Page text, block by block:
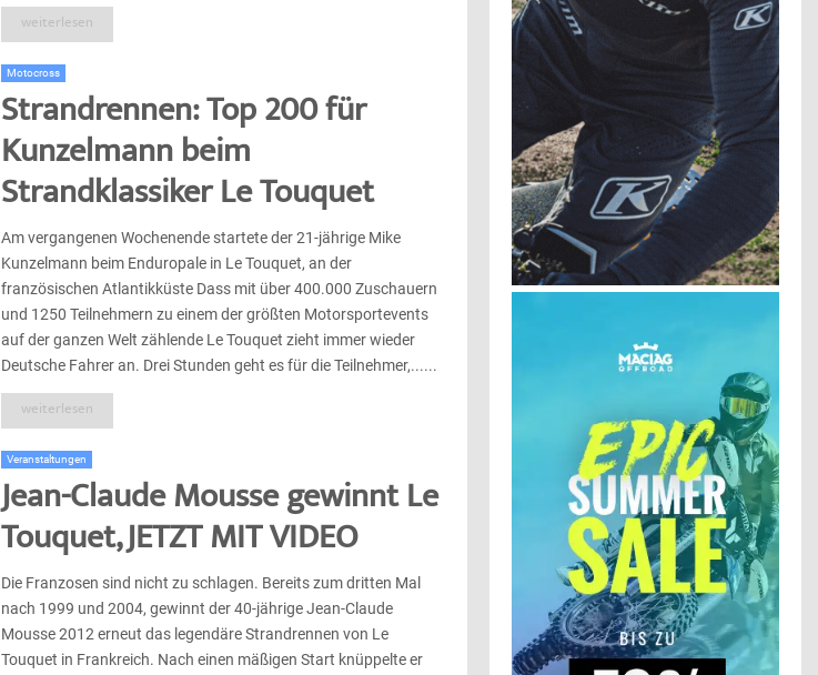
weiterlesen
Motocross
Strandrennen: Top 200 für
Kunzelmann beim
Strandklassiker Le Touquet
Am vergangenen Wochenende startete der 21-jährige Mike
Kunzelmann beim Enduropale in Le Touquet, an der
französischen Atlantikküste Dass mit über 400.000 Zuschauern
und 1250 Teilnehmern zu einem der größten Motorsportevents
auf der ganzen Welt zählende Le Touquet zieht immer wieder
Deutsche Fahrer an. Drei Stunden geht es für die Teilnehmer,......
weiterlesen
Veranstaltungen
Jean-Claude Mousse gewinnt Le
Touquet, JETZT MIT VIDEO
Die Franzosen sind nicht zu schlagen. Bereits zum dritten Mal
nach 1999 und 2004, gewinnt der 40-jährige Jean-Claude
Mousse 2012 erneut das legendäre Strandrennen von Le
Touquet in Frankreich. Nach einen mäßigen Start knüppelte er